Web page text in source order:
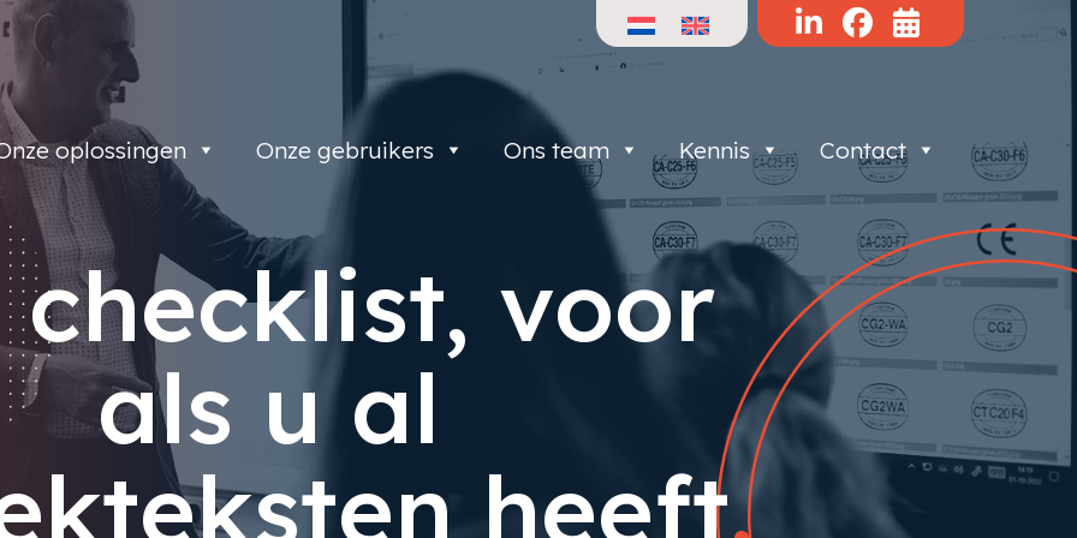
oplossingen Onze gebruikers Ons team Kennis Contact
checklist, voor
als u al
heeft.